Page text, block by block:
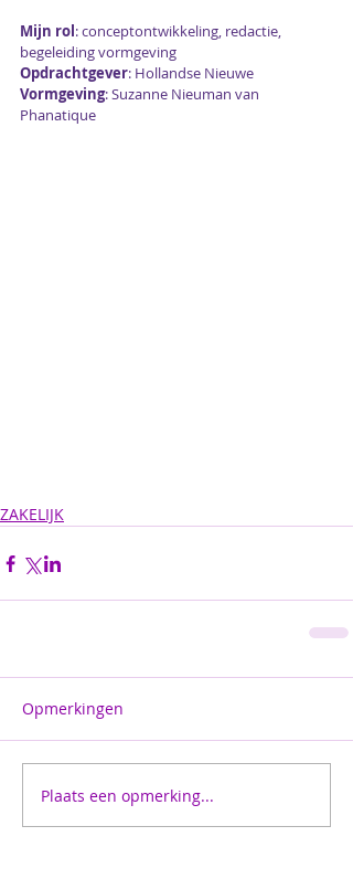
Mijn rol: conceptontwikkeling, redactie,
begeleiding vormgeving
Opdrachtgever: Hollandse Nieuwe
Vormgeving: Suzanne Nieuman van
Phanatique
ZAKELIJK
Opmerkingen
Plaats een opmerking...